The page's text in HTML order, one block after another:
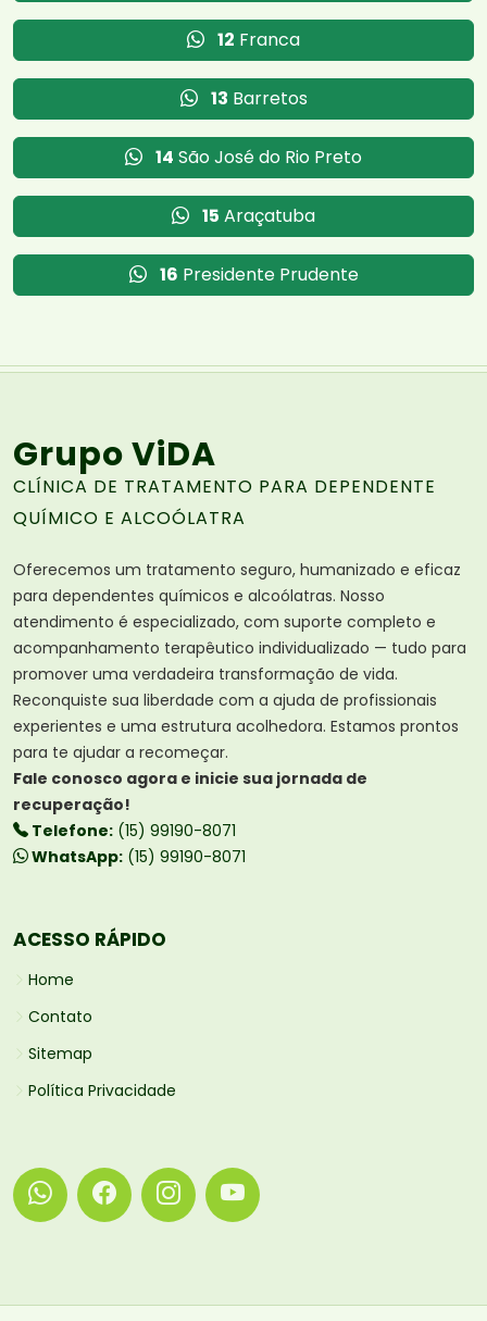
12 Franca
13 Barretos
14 São José do Rio Preto
15 Araçatuba
16 Presidente Prudente
Grupo ViDA
CLÍNICA DE TRATAMENTO PARA DEPENDENTE
QUÍMICO E ALCOÓLATRA
Oferecemos um tratamento seguro, humanizado e eficaz
para dependentes químicos e alcoólatras. Nosso
atendimento é especializado, com suporte completo e
acompanhamento terapêutico individualizado — tudo para
promover uma verdadeira transformação de vida.
Reconquiste sua liberdade com a ajuda de profissionais
experientes e uma estrutura acolhedora. Estamos prontos
para te ajudar a recomeçar.
Fale conosco agora e inicie sua jornada de
recuperação!
Telefone: (15) 99190-8071
WhatsApp: (15) 99190-8071
ACESSO RÁPIDO
Home
Contato
Sitemap
Política Privacidade